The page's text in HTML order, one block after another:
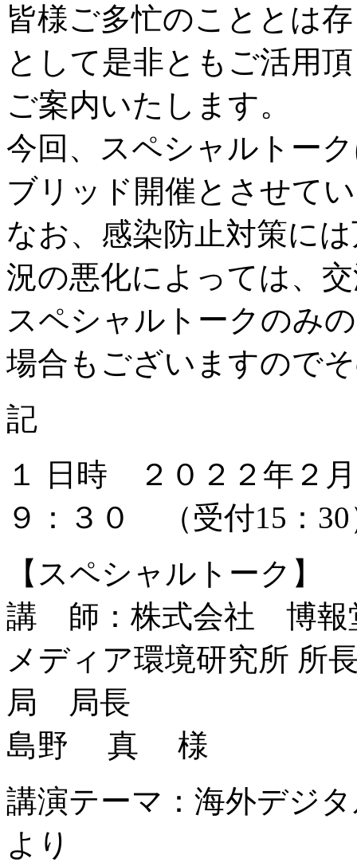
皆様ご多忙のこととは
として是非ともご活用
ご案内いたします。
今回、スペシャルトー
ブリッド開催とさせて
なお、感染防止対策に
況の悪化によっては、
スペシャルトークのみ
場合もございますので
記
１ 日時 ２０２２年２
９：３０ （受付15：30
【スペシャルトーク
講 師：株式会社 博報
メディア環境研究所 所
局 局長
島野 真 様
講演テーマ：海外デジ
より